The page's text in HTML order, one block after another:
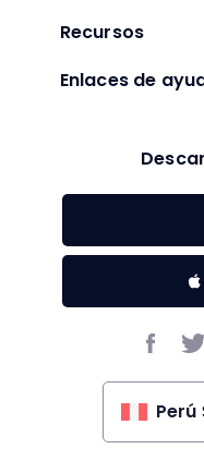
Recursos
Enlaces de
Perú